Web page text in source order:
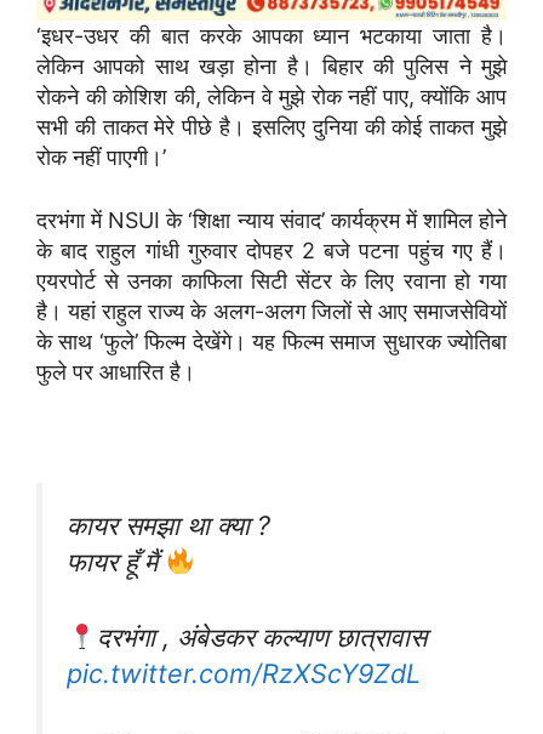
‘इधर-उधर की बात करके आपका ध्यान भटकाया जाता है।
लेकिन आपको साथ खड़ा होना है। बिहार की पुलिस ने मुझे
रोकने की कोशिश की, लेकिन वे मुझे रोक नहीं पाए, क्योंकि आप
सभी की ताकत मेरे पीछे है। इसलिए दुनिया की कोई ताकत मुझे
रोक नहीं पाएगी।’
दरभंगा में NSUI के ‘शिक्षा न्याय संवाद’ कार्यक्रम में शामिल होने
के बाद राहुल गांधी गुरुवार दोपहर 2 बजे पटना पहुंच गए हैं।
एयरपोर्ट से उनका काफिला सिटी सेंटर के लिए रवाना हो गया
है। यहां राहुल राज्य के अलग-अलग जिलों से आए समाजसेवियों
के साथ ‘फुले’ फिल्म देखेंगे। यह फिल्म समाज सुधारक ज्योतिबा
फुले पर आधारित है।
कायर समझा था क्या ?
फायर हूँ मैं
दरभंगा , अंबेडकर कल्याण छात्रावास
pic.twitter.com/RzXScY9ZdL